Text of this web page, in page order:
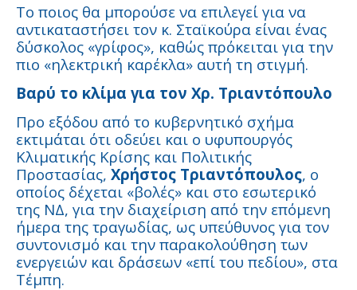
Το ποιος θα μπορούσε να επιλεγεί για να
αντικαταστήσει τον κ. Σταϊκούρα είναι ένας
δύσκολος «γρίφος», καθώς πρόκειται για την
πιο «ηλεκτρική καρέκλα» αυτή τη στιγμή.
Βαρύ το κλίμα για τον Χρ. Τριαντόπουλο
Προ εξόδου από το κυβερνητικό σχήμα
εκτιμάται ότι οδεύει και ο υφυπουργός
Κλιματικής Κρίσης και Πολιτικής
Προστασίας, Χρήστος Τριαντόπουλος, ο
οποίος δέχεται «βολές» και στο εσωτερικό
της ΝΔ, για την διαχείριση από την επόμενη
ήμερα της τραγωδίας, ως υπεύθυνος για τον
συντονισμό και την παρακολούθηση των
ενεργειών και δράσεων «επί του πεδίου», στα
Τέμπη.